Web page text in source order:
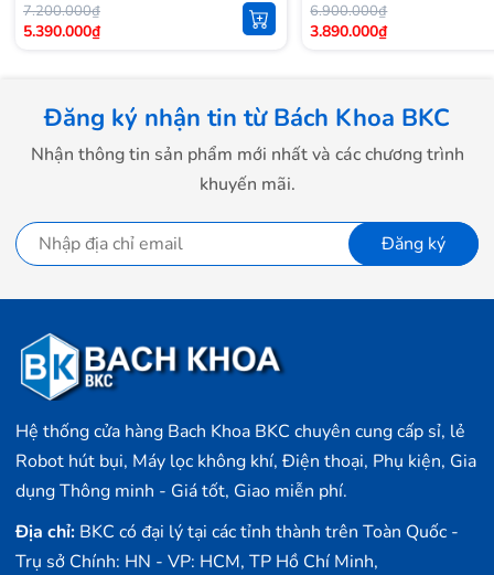
7.200.000₫
5.390.000₫
6.900.000₫
3.890.000₫
Đăng ký nhận tin từ Bách Khoa BKC
Nhận thông tin sản phẩm mới nhất và các chương trình
khuyến mãi.
Đăng ký
Hệ thống cửa hàng Bach Khoa BKC chuyên cung cấp sỉ, lẻ
Robot hút bụi, Máy lọc không khí, Điện thoại, Phụ kiện, Gia
dụng Thông minh - Giá tốt, Giao miễn phí.
Địa chỉ: BKC có đại lý tại các tỉnh thành trên Toàn Quốc -
Trụ sở Chính: HN - VP: HCM, TP Hồ Chí Minh,